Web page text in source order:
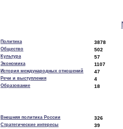
Политика 3878
Общество 502
Культура 57
Экономика 1107
История международных отношений 47
Речи и выступления 4
Образование 18
Внешняя политика России 326
Стратегические интересы 39